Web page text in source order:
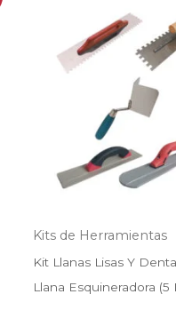
Kits de Herramientas
Kit Llanas Lisas Y
Llana Esquineradora (5
precio
original
era:
$99.990.
es: